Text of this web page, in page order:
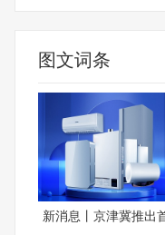
图文词条
新消息丨京津冀推出